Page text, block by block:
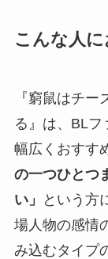
こんな人
『窮鼠はチ
る』は、BLフ
幅広くおすす
の一つひとつ
い」
という方
場人物の感情
み込むタイプ